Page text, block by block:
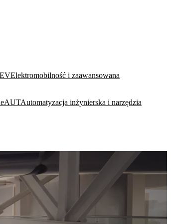
ZOBACZ WSZYSTKIE →
PROJEKTOWANIE I INŻYNIERIA
wewnętrznie · od koncepcji do dokumentacji
EVElektromobilność i zaawansowana
AUTAutomatyzacja inżynierska i narzędzia